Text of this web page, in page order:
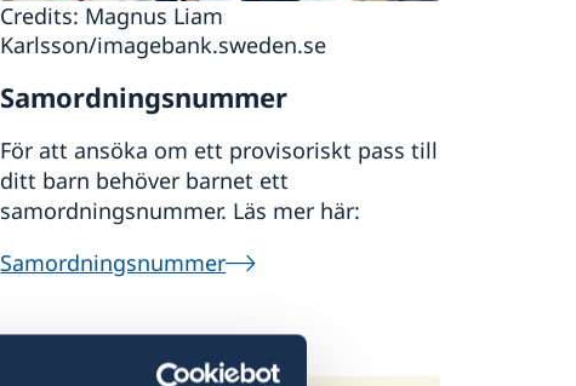
Credits: Magnus Liam
Karlsson/imagebank.sweden.se
Samordningsnummer
För att ansöka om ett provisoriskt pass till
ditt barn behöver barnet ett
samordningsnummer. Läs mer här:
Samordningsnummer